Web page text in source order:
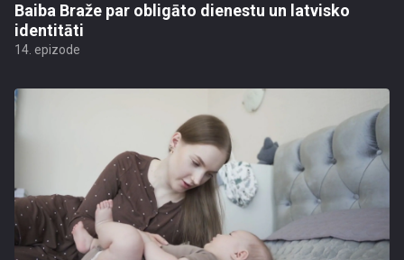
Baiba Braže par obligāto dienestu un latvisko
identitāti
14. epizode